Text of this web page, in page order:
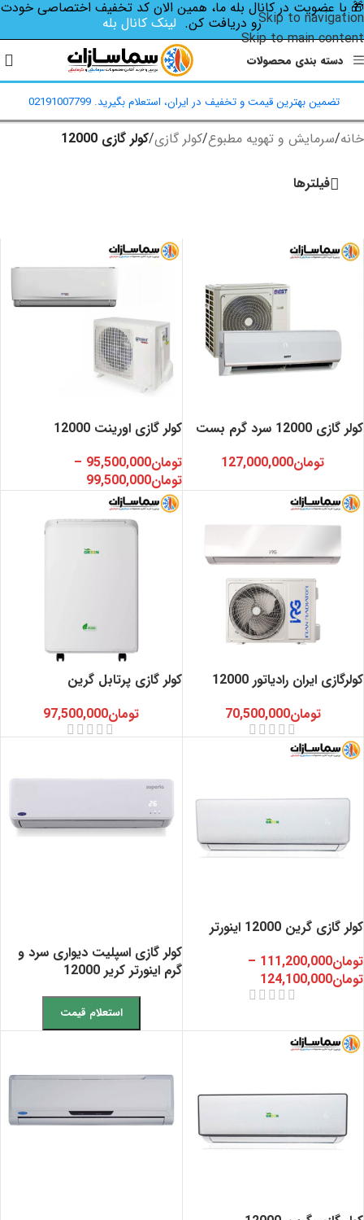
Skip to navigation
Skip to main content
🎁 با عضویت در کانال بله ما، همین الان کد تخفیف اختصاصی‌ خودت
رو دریافت کن. لینک کانال بله
دسته بندی محصولات
تضمین بهترین قیمت و تخفیف در ایران، استعلام بگیرید. 02191007799
خانه/سرمایش و تهویه مطبوع/کولر گازی/کولر گازی 12000
فیلترها
کولر گازی 12000 سرد گرم بست
تومان127,000,000
کولر گازی اورینت 12000
تومان95,500,000
–
تومان99,500,000
کولرگازی ایران رادیاتور 12000
تومان70,500,000
کولر گازی پرتابل گرین
تومان97,500,000
کولر گازی گرین 12000 اینورتر
تومان111,200,000
–
تومان124,100,000
کولر گازی اسپلیت دیواری سرد و
گرم اینورتر کریر 12000
استعلام قیمت